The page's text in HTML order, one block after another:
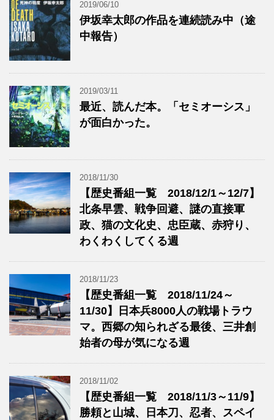
2019/06/10
伊坂幸太郎の作品を連続読み中（途
中報告）
2019/03/11
最近、読んだ本。「セミオーシス」
が面白かった。
2018/11/30
【歴史番組一覧 2018/12/1～12/7】
北条早雲、戦争回避、謎の直接軍
政、猫の文化史、忠臣蔵、赤狩り、
わくわくしてくる週
2018/11/23
【歴史番組一覧 2018/11/24～
11/30】日本兵8000人の戦場トラウ
マ。西郷の知られざる最後、三井創
始者の母が気になる週
2018/11/02
【歴史番組一覧 2018/11/3～11/9】
勝頼と山城、日本刀、忍者、スペイ